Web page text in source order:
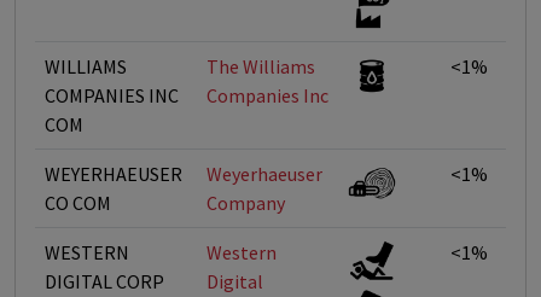
WILLIAMS
COMPANIES INC
COM
The Williams
Companies Inc
<1%
WEYERHAEUSER
CO COM
Weyerhaeuser
Company
<1%
WESTERN
DIGITAL CORP
Western
Digital
<1%